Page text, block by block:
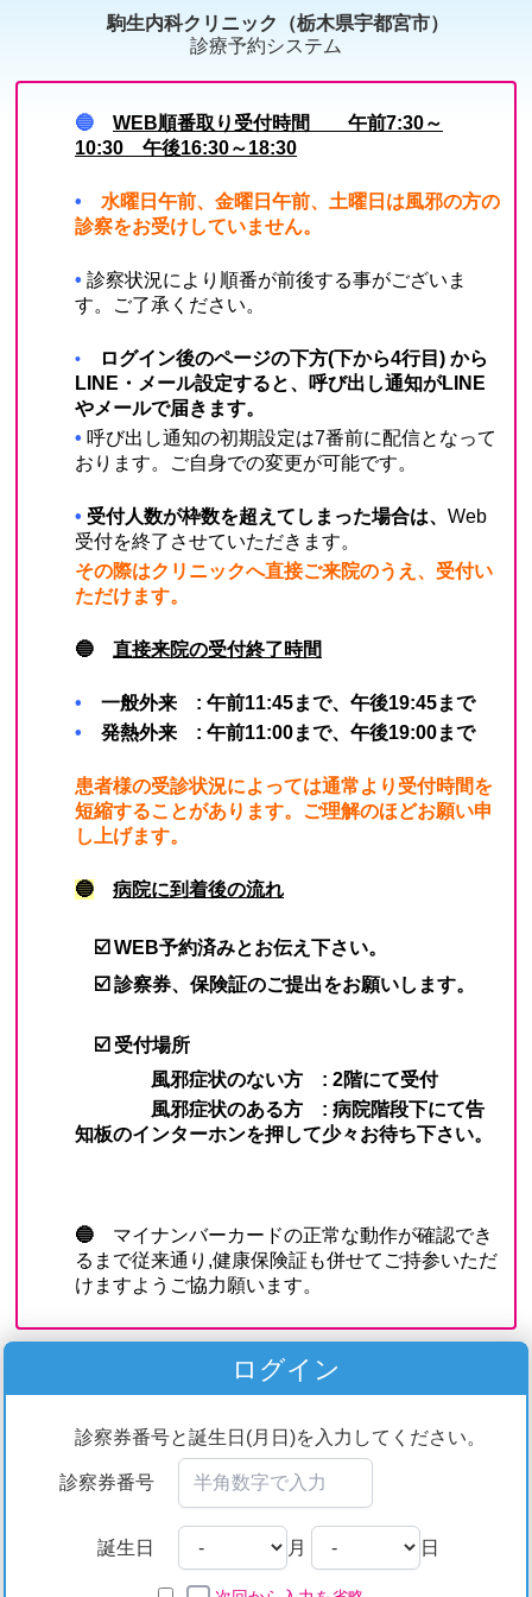
駒生内科クリニック（栃木県宇都宮市）
診療予約システム
ログイン
診察券番号と誕生日(月日)を入力してください。
診察券番号
誕生日 月 日